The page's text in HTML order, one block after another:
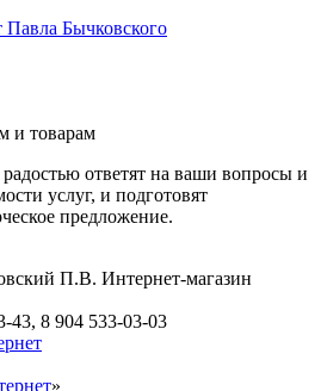
Бычковского
и товарам
ответят на ваши вопросы и
услуг, и подготовят
предложение.
П.В. Интернет-магазин
43, 8 904 533-03-03
»